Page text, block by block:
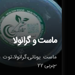
ماست و گرانولا
-چربی 22